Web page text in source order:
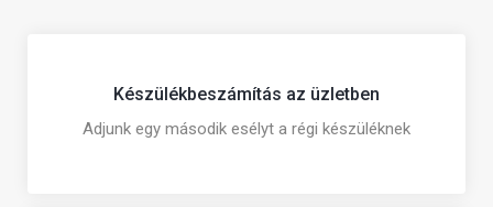
Készülékbeszámítás az üzletben
Adjunk egy második esélyt a régi készüléknek